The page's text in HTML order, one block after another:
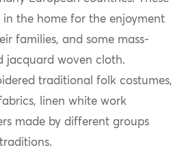
in the home for the enjoyment
families, and some mass-
jacquard woven cloth.
traditional folk costumes,
linen white work
made by different groups